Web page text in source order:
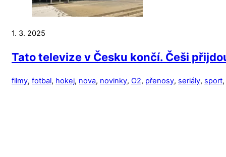
1. 3. 2025
Tato televize v Česku končí. Češi
filmy, fotbal, hokej, nova, novinky, O2, přenosy, seriály, sport,